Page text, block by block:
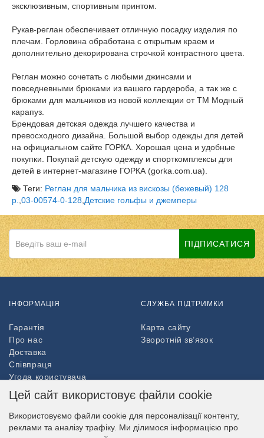
эксклюзивным, спортивным принтом.
Рукав-реглан обеспечивает отличную посадку изделия по
плечам. Горловина обработана с открытым краем и
дополнительно декорирована строчкой контрастного цвета.
Реглан можно сочетать с любыми джинсами и
повседневными брюками из вашего гардероба, а так же с
брюками для мальчиков из новой коллекции от ТМ Модный
карапуз.
Брендовая детская одежда лучшего качества и
превосходного дизайна. Большой выбор одежды для детей
на официальном сайте ГОРКА. Хорошая цена и удобные
покупки. Покупай детскую одежду и спорткомплексы для
детей в интернет-магазине ГОРКА (gorka.com.ua).
Теги: Реглан для мальчика из вискозы (бежевый) 128
р. 03-00574-0-128 Детские гольфы и джемперы
ПІДПИСАТИСЯ
ІНФОРМАЦІЯ
Гарантія
Про нас
Доставка
Співпраця
Угода користувача
Повернення товару
СЛУЖБА ПІДТРИМКИ
Карта сайту
Зворотній зв’язок
Партнери
Цей сайт використовує файли cookie
Використовуємо файли cookie для персоналізації контенту,
реклами та аналізу трафіку. Ми ділимося інформацією про